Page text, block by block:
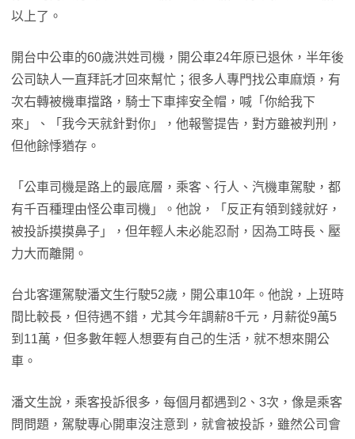
以上了。
開台中公車的60歲洪姓司機，開公車24年原已退休，半年後
公司缺人一直拜託才回來幫忙；很多人專門找公車麻煩，有
次右轉被機車擋路，騎士下車摔安全帽，喊「你給我下
來」、「我今天就針對你」，他報警提告，對方雖被判刑，
但他餘悸猶存。
「公車司機是路上的最底層，乘客、行人、汽機車駕駛，都
有千百種理由怪公車司機」。他說，「反正有領到錢就好，
被投訴摸摸鼻子」，但年輕人未必能忍耐，因為工時長、壓
力大而離開。
台北客運駕駛潘文生行駛52歲，開公車10年。他說，上班時
間比較長，但待遇不錯，尤其今年調薪8千元，月薪從9萬5
到11萬，但多數年輕人想要有自己的生活，就不想來開公
車。
潘文生說，乘客投訴很多，每個月都遇到2、3次，像是乘客
問問題，駕駛專心開車沒注意到，就會被投訴，雖然公司會